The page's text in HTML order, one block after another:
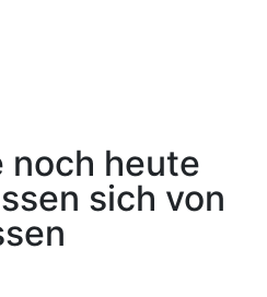
noch heute
sich von